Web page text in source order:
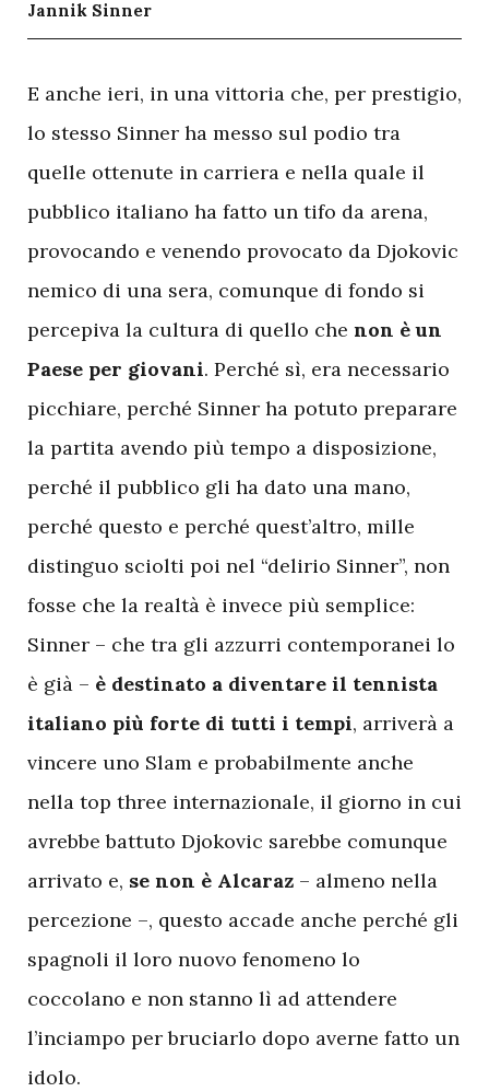
Jannik Sinner
E anche ieri, in una vittoria che, per prestigio,
lo stesso Sinner ha messo sul podio tra
quelle ottenute in carriera e nella quale il
pubblico italiano ha fatto un tifo da arena,
provocando e venendo provocato da Djokovic
nemico di una sera, comunque di fondo si
percepiva la cultura di quello che non è un
Paese per giovani. Perché sì, era necessario
picchiare, perché Sinner ha potuto preparare
la partita avendo più tempo a disposizione,
perché il pubblico gli ha dato una mano,
perché questo e perché quest’altro, mille
distinguo sciolti poi nel “delirio Sinner”, non
fosse che la realtà è invece più semplice:
Sinner – che tra gli azzurri contemporanei lo
è già – è destinato a diventare il tennista
italiano più forte di tutti i tempi, arriverà a
vincere uno Slam e probabilmente anche
nella top three internazionale, il giorno in cui
avrebbe battuto Djokovic sarebbe comunque
arrivato e, se non è Alcaraz – almeno nella
percezione –, questo accade anche perché gli
spagnoli il loro nuovo fenomeno lo
coccolano e non stanno lì ad attendere
l’inciampo per bruciarlo dopo averne fatto un
idolo.